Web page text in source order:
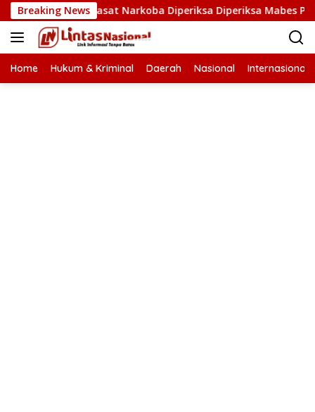
Langsung
ke
konten
Breaking News
Aceh dan Kasat Narkoba Diperiksa Diperiksa Mabes Polri,
Home Hukum & Kriminal Daerah Nasional Internasional